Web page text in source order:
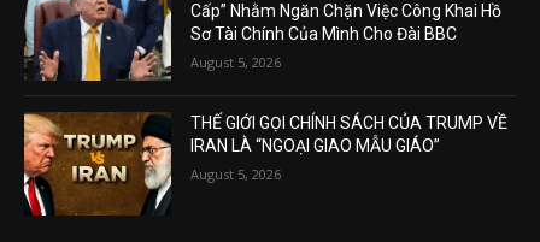
Cấp” Nhằm Ngăn Chặn Việc Công Khai Hồ
Sơ Tài Chính Của Mình Cho Đài BBC
August 5, 2026
THẾ GIỚI GỌI CHÍNH SÁCH CỦA TRUMP VỀ
IRAN LÀ “NGOẠI GIAO MẪU GIÁO”
August 5, 2026